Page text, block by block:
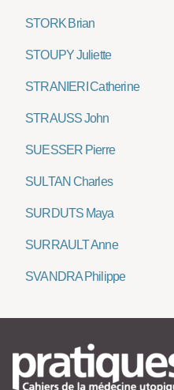
STORK Brian
STOUPY Juliette
STRANIERI Catherine
STRAUSS John
SUESSER Pierre
SULTAN Charles
SURDUTS Maya
SURRAULT Anne
SVANDRA Philippe